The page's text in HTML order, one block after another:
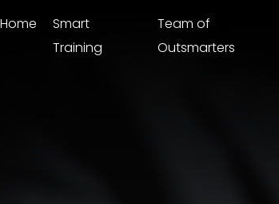
Home
Smart
Training
Team of
Outsmarters